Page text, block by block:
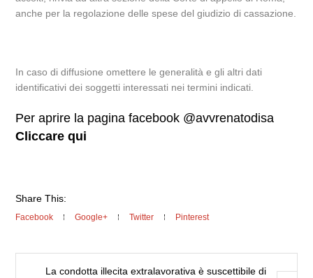
anche per la regolazione delle spese del giudizio di cassazione.
In caso di diffusione omettere le generalità e gli altri dati
identificativi dei soggetti interessati nei termini indicati.
Per aprire la pagina facebook @avvrenatodisa
Cliccare qui
Share This:
Facebook Google+ Twitter Pinterest
La condotta illecita extralavorativa è suscettibile di